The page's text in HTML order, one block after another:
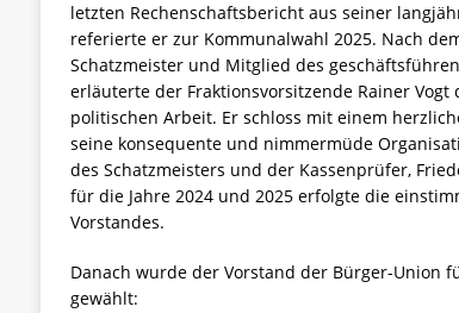
letzten Rechenschaftsbericht aus seiner
referierte er zur Kommunalwahl 2025. Nach
Schatzmeister und Mitglied des
erläuterte der Fraktionsvorsitzende Rainer
politischen Arbeit. Er schloss mit einem
seine konsequente und nimmermüde
des Schatzmeisters und der Kassenprüfer,
für die Jahre 2024 und 2025 erfolgte die
Vorstandes.
Danach wurde der Vorstand der Bürger-Union
gewählt: